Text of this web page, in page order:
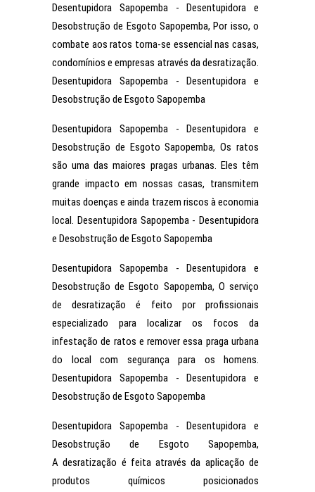
Desentupidora Sapopemba - Desentupidora e
Desobstrução de Esgoto Sapopemba, Por isso, o
combate aos ratos torna-se essencial nas casas,
condomínios e empresas através da desratização.
Desentupidora Sapopemba - Desentupidora e
Desobstrução de Esgoto Sapopemba
Desentupidora Sapopemba - Desentupidora e
Desobstrução de Esgoto Sapopemba, Os ratos
são uma das maiores pragas urbanas. Eles têm
grande impacto em nossas casas, transmitem
muitas doenças e ainda trazem riscos à economia
local. Desentupidora Sapopemba - Desentupidora
e Desobstrução de Esgoto Sapopemba
Desentupidora Sapopemba - Desentupidora e
Desobstrução de Esgoto Sapopemba, O serviço
de desratização é feito por profissionais
especializado para localizar os focos da
infestação de ratos e remover essa praga urbana
do local com segurança para os homens.
Desentupidora Sapopemba - Desentupidora e
Desobstrução de Esgoto Sapopemba
Desentupidora Sapopemba - Desentupidora e
Desobstrução de Esgoto Sapopemba,
A desratização é feita através da aplicação de
produtos químicos posicionados